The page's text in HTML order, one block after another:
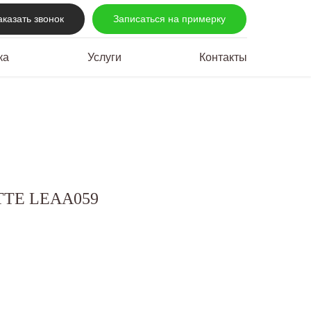
звонок Записаться на примерку
Услуги Контакты
LEAA059